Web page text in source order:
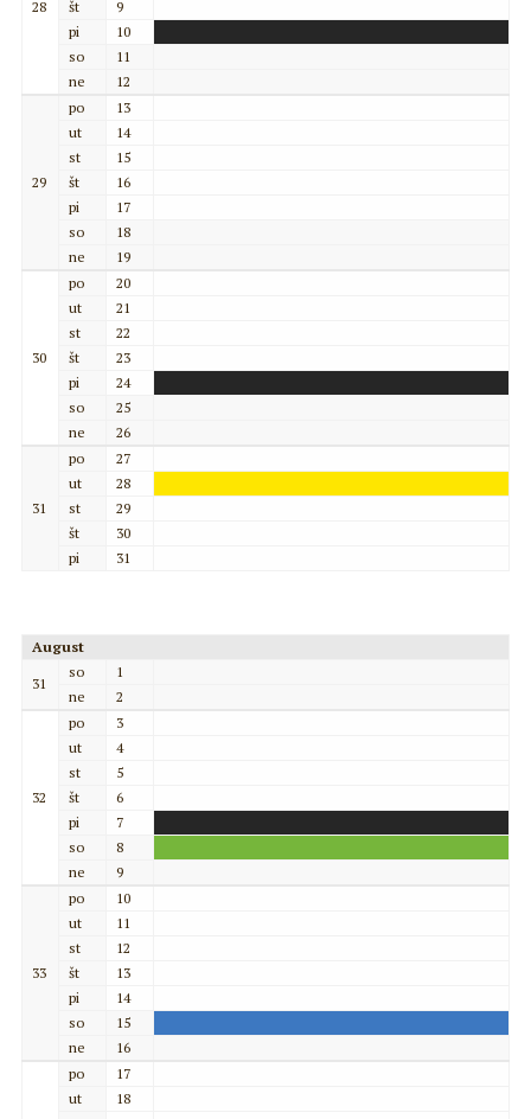
28
št
9
pi
10
so
11
ne
12
29
po
13
ut
14
st
15
št
16
pi
17
so
18
ne
19
30
po
20
ut
21
st
22
št
23
pi
24
so
25
ne
26
31
po
27
ut
28
st
29
št
30
pi
31
August
31
so
1
ne
2
32
po
3
ut
4
st
5
št
6
pi
7
so
8
ne
9
33
po
10
ut
11
st
12
št
13
pi
14
so
15
ne
16
po
17
ut
18